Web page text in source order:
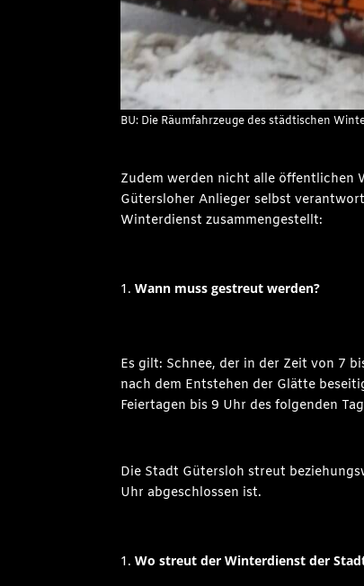
BU: Die Räumfahrzeuge des städtischen
Zudem werden nicht alle öffentlichen
Gütersloher Anlieger selbst
Winterdienst zusammengestellt:
Wann muss gestreut werden?
Es gilt: Schnee, der in der Zeit von 7
nach dem Entstehen der Glätte
Feiertagen bis 9 Uhr des folgenden
Die Stadt Gütersloh streut
Uhr abgeschlossen ist.
Wo streut der Winterdienst der